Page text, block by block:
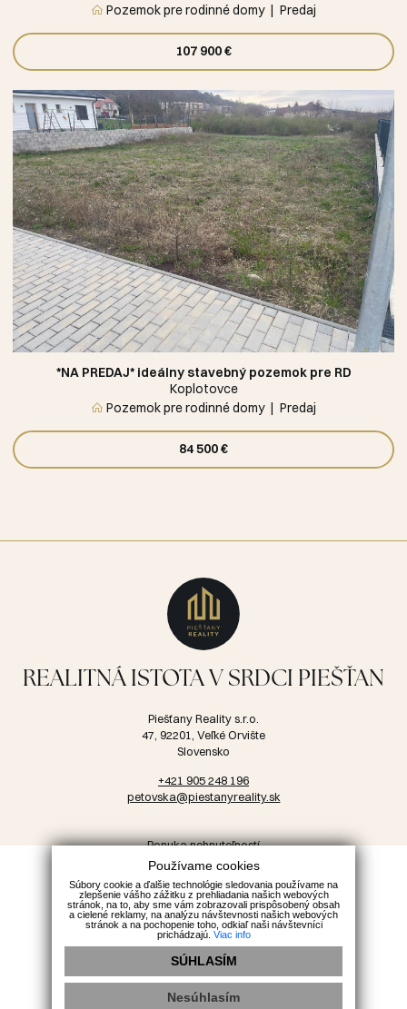
Pozemok pre rodinné domy
Predaj
107 900 €
*NA PREDAJ* ideálny stavebný pozemok pre RD
Koplotovce
Pozemok pre rodinné domy
Predaj
84 500 €
REALITNÁ ISTOTA V SRDCI PIEŠŤAN
Piešťany Reality s.r.o.
47, 92201, Veľké Orvište
Slovensko
+421 905 248 196
petovska@piestanyreality.sk
Ponuka nehnuteľností
Developerské projekty
Články
Kontakt
GDPR
Cookies
webdesign
Používame cookies
Súbory cookie a ďalšie technológie sledovania používame na
zlepšenie vášho zážitku z prehliadania našich webových
stránok, na to, aby sme vám zobrazovali prispôsobený obsah
a cielené reklamy, na analýzu návštevnosti našich webových
stránok a na pochopenie toho, odkiaľ naši návštevníci
prichádzajú. Viac info
SÚHLASÍM
Nesúhlasím